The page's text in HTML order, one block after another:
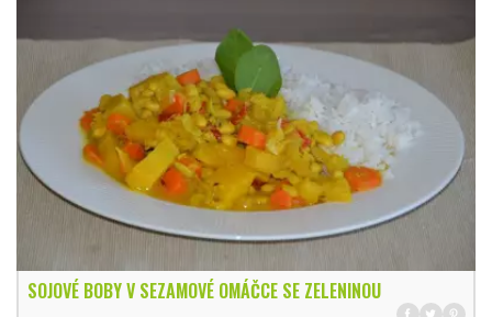
SOJOVÉ BOBY V SEZAMOVÉ OMÁČCE SE ZELENINOU